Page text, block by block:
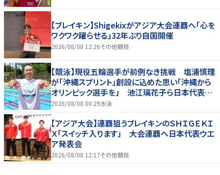
【ブレイキン】Shigekixがアジア大会連覇へ「心を
ワクワク躍らせる」32年ぶり自国開催
2026/08/08 12:26その他競技
【競泳】現役五輪選手が前例なき挑戦 塩浦慎理
が「沖縄スプリント」創設に込めた思い「沖縄から
オリンピック選手を」 池江璃花子ら日本代表も
参戦
2026/08/08 00:29水泳
【アジア大会】連覇狙うブレイキンのＳＨＩＧＥＫＩ
Ｘ「スイッチ入ります」 大会連覇へ日本代表ウエ
ア発表会
2026/08/08 12:17その他競技